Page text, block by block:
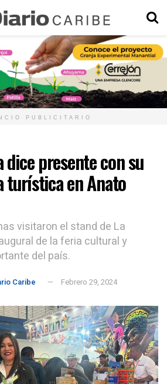
PUBLICITARIO
presente con su
en Anato
visitaron el stand de La
de la feria cultural y
del país.
Caribe
Febrero 29, 2024